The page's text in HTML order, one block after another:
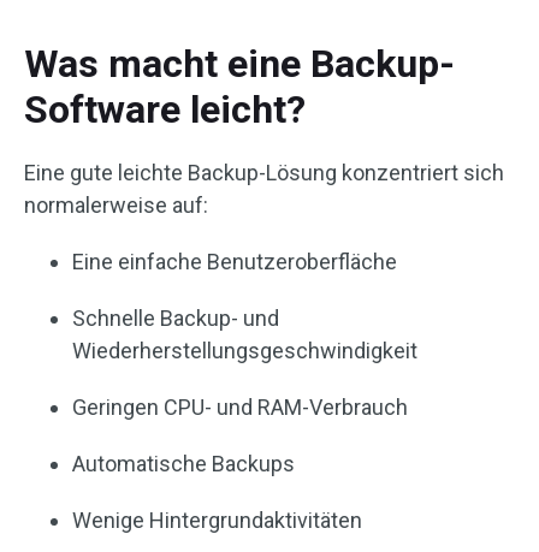
Was macht eine Backup-
Software leicht?
Eine gute leichte Backup-Lösung konzentriert sich
normalerweise auf:
Eine einfache Benutzeroberfläche
Schnelle Backup- und
Wiederherstellungsgeschwindigkeit
Geringen CPU- und RAM-Verbrauch
Automatische Backups
Wenige Hintergrundaktivitäten